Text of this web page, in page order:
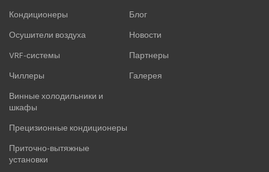
Кондиционеры
Осушители воздуха
VRF-системы
Чиллеры
Винные холодильники и
шкафы
Прецизионные кондиционеры
Приточно-вытяжные
установки
Блог
Новости
Партнеры
Галерея